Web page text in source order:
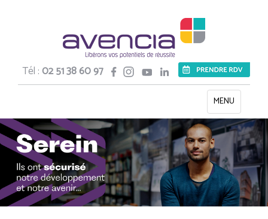
Tél :02 51 38 60 97
Toggle
navigation
MENU